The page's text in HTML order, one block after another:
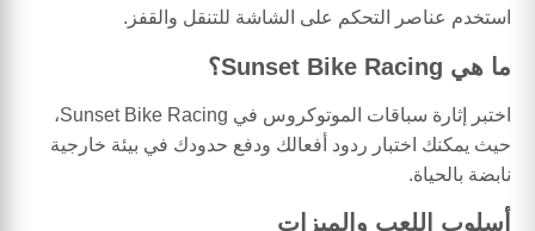
استخدم عناصر التحكم على الشاشة للتنقل والقفز.
ما هي Sunset Bike Racing؟
اختبر إثارة سباقات الموتوكروس في Sunset Bike Racing،
حيث يمكنك اختبار ردود أفعالك ودفع حدودك في بيئة خارجية
نابضة بالحياة.
أسلوب اللعب والميزات